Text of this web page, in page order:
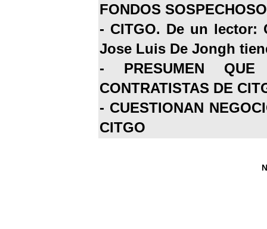
FONDOS
- CITGO. De un lector:
Jose Luis De Jongh
- PRESUMEN
CONTRATISTAS DE
- CUESTIONAN
CITGO